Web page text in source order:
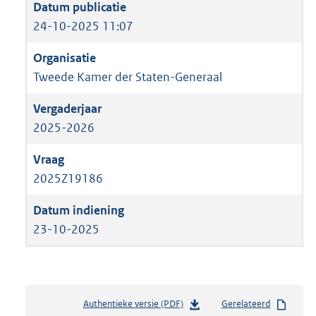
24-10-2025 11:07
Tweede Kamer der Staten-Generaal
2025-2026
2025Z19186
23-10-2025
Authentieke versie (PDF)b
Gerelateerd